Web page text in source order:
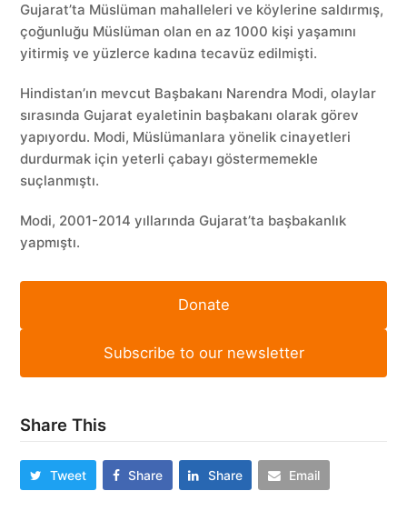
Gujarat’ta Müslüman mahalleleri ve köylerine saldırmış,
çoğunluğu Müslüman olan en az 1000 kişi yaşamını
yitirmiş ve yüzlerce kadına tecavüz edilmişti.
Hindistan’ın mevcut Başbakanı Narendra Modi, olaylar
sırasında Gujarat eyaletinin başbakanı olarak görev
yapıyordu. Modi, Müslümanlara yönelik cinayetleri
durdurmak için yeterli çabayı göstermemekle
suçlanmıştı.
Modi, 2001-2014 yıllarında Gujarat’ta başbakanlık
yapmıştı.
Donate
Subscribe to our newsletter
Share This
Tweet Share Share Email